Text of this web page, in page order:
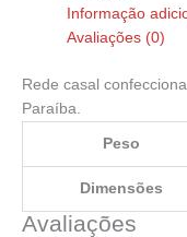
Informação
Avaliações (0)
Rede casal
Paraíba.
Peso
Dimensões
Avaliações